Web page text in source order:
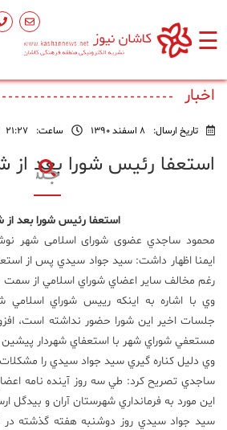
☰
اصلی
ورزشی
محیط
زیست
علم
و
فناوری
اخبار
تاریخ ارسال: 8 اسفند 1390 ساعت: ۲۱:۲۷
استعفا رئیس شورا بعد از
استعفا رئیس شورا بعد از
محمود ساجدي عضوی شورای اسلامی شهر
ایمنا اظهار داشت: سيد جواد سيدي پس از
رغم مخالف ساير اعضاي شوراي اسلامي از سمت
وي با اشاره به اينكه رييس شوراي اسلامي
جلسات اخير اين شورا حضور نداشته است،
مستعفي شوراي شهر با استعفاي شهردار
وي دليل كناره گيري سيد جواد سيدي را
ساجدي تصريح كرد: طي سه روز آينده نامه
اين مورد به فرمانداري شهرستان آران و بيدگل
سيد جواد سيدي روز دوشنبه هفته گذشته در